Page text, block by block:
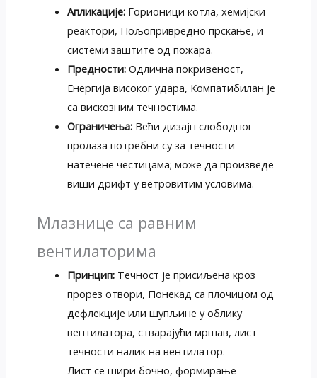
Апликације: Горионици котла, хемијски
реактори, Пољопривредно прскање, и
системи заштите од пожара.
Предности: Одлична покривеност,
Енергија високог удара, Компатибилан је
са вискозним течностима.
Ограничења: Већи дизајн слободног
пролаза потребни су за течности
натечене честицама; може да произведе
виши дрифт у ветровитим условима.
Млазнице са равним
вентилаторима
Принцип: Течност је присиљена кроз
прорез отвори, Понекад са плочицом од
дефлекције или шупљине у облику
вентилатора, стварајући мршав, лист
течности налик на вентилатор.
Лист се шири бочно, формирање